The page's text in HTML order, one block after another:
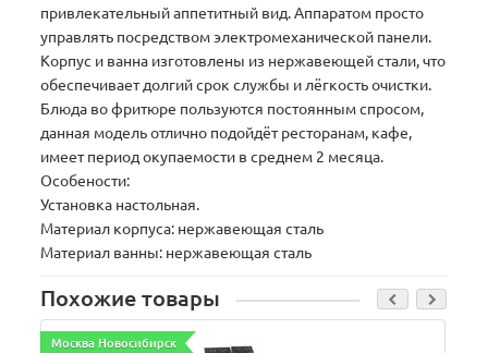
привлекательный аппетитный вид. Аппаратом просто
управлять посредством электромеханической панели.
Корпус и ванна изготовлены из нержавеющей стали, что
обеспечивает долгий срок службы и лёгкость очистки.
Блюда во фритюре пользуются постоянным спросом,
данная модель отлично подойдёт ресторанам, кафе,
имеет период окупаемости в среднем 2 месяца.
Особености:
Установка настольная.
Материал корпуса: нержавеющая сталь
Материал ванны: нержавеющая сталь
Похожие товары
Москва Новосибирск